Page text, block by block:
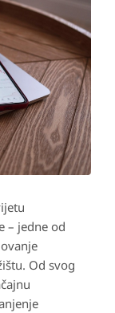
– jedne od
Od svog